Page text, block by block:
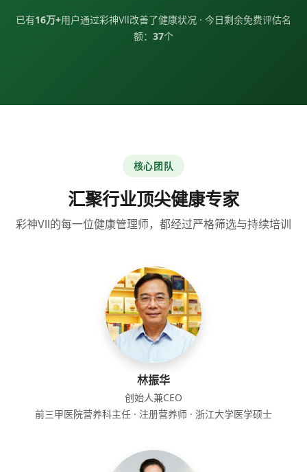
已有16万+用户通过彩神Vll改善了健康状况 · 今日剩余免费评估名
额： 37个
核心团队
汇聚行业顶尖健康专家
彩神Vll的每一位健康管理师，都经过严格筛选与持续培训
林振华
创始人兼CEO
前三甲医院营养科主任 · 注册营养师 · 浙江大学医学硕士